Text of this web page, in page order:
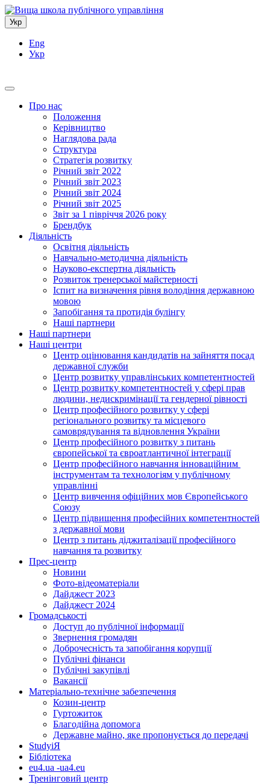
Укр
Eng
Укр
Про нас
Положення
Керівництво
Наглядова рада
Структура
Стратегія розвитку
Річний звіт 2022
Річний звіт 2023
Річний звіт 2024
Річний звіт 2025
Звіт за 1 півріччя 2026 року
Брендбук
Діяльність
Освітня діяльність
Навчально-методична діяльність
Науково-експертна діяльність
Розвиток тренерської майстерності
Іспит на визначення рівня володіння державною
мовою
Запобігання та протидія булінгу
Наші партнери
Наші партнери
Наші центри
Центр оцінювання кандидатів на зайняття посад
державної служби
Центр розвитку управлінських компетентностей
Центр розвитку компетентностей у сфері прав
людини, недискримінації та гендерної рівності
Центр професійного розвитку у сфері
регіонального розвитку та місцевого
самоврядування та відновлення України
Центр професійного розвитку з питань
європейської та євроатлантичної інтеграції
Центр професійного навчання інноваційним
інструментам та технологіям у публічному
управлінні
Центр вивчення офіційних мов Європейського
Союзу
Центр підвищення професійних компетентностей
з державної мови
Центр з питань діджиталізації професійного
навчання та розвитку
Прес-центр
Новини
Фото-відеоматеріали
Дайджест 2023
Дайджест 2024
Громадськості
Доступ до публічної інформації
Звернення громадян
Доброчесність та запобігання корупції
Публічні фінанси
Публічні закупівлі
Вакансії
Матеріально-технічне забезпечення
Козин-центр
Гуртожиток
Благодійна допомога
Державне майно, яке пропонується до передачі
StudyіЯ
Бібліотека
eu4.ua -ua4.eu
Тренінговий центр